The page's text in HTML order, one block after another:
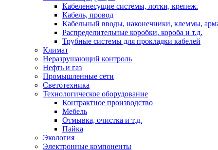
Кабеленесущие системы, лотки, крепеж.
Кабель, провод
Кабельный вводы, наконечники, клеммы,
Распределительные коробки, короба и т.д.
Трубные системы для прокладки кабелей
Климат
Неразрушающий контроль
Нефть и газ
Промышленные сети
Светотехника
Технологическое оборудование
Контрактное производство
Мебель
Отмывка, очистка и т.д.
Пайка
Экология
Электронные компоненты